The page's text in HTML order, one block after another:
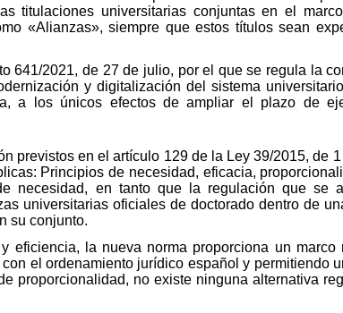
universitarias conjuntas en el
«Alianzas», siempre que estos títulos sean
641/2021, de 27 de julio, por el que se regula la
y digitalización del sistema
a los únicos efectos de ampliar el plazo de
previstos en el artículo 129 de la Ley 39/2015, de 1
Principios de necesidad, eficacia,
necesidad, en tanto que la regulación que se
universitarias oficiales de doctorado dentro de
su conjunto.
la nueva norma proporciona un marco
el ordenamiento jurídico español y permitiendo
proporcionalidad, no existe ninguna alternativa